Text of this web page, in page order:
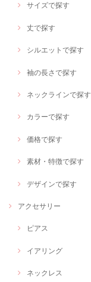
サイズで探す
丈で探す
シルエットで探す
袖の長さで探す
ネックラインで探す
カラーで探す
価格で探す
素材・特徴で探す
デザインで探す
アクセサリー
ピアス
イアリング
ネックレス